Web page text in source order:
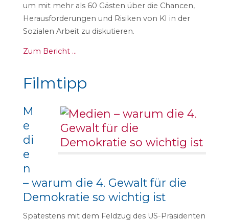
um mit mehr als 60 Gästen über die Chancen,
Herausforderungen und Risiken von KI in der
Sozialen Arbeit zu diskutieren.
Zum Bericht …
Filmtipp
M
e
di
e
n
– warum die 4. Gewalt für die
Demokratie so wichtig ist
Spätestens mit dem Feldzug des US-Präsidenten